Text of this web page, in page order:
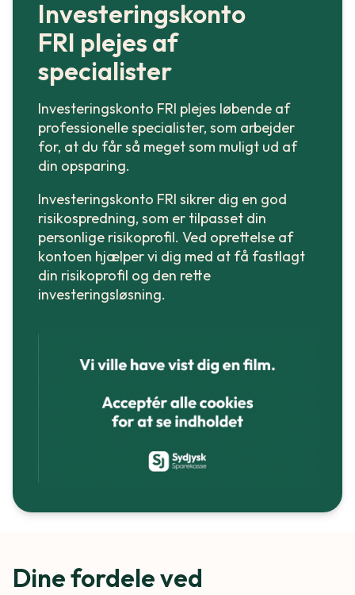
Investeringskonto
FRI plejes af
specialister
Investeringskonto FRI plejes løbende af
professionelle specialister, som arbejder
for, at du får så meget som muligt ud af
din opsparing.
Investeringskonto FRI sikrer dig en god
risikospredning, som er tilpasset din
personlige risikoprofil. Ved oprettelse af
kontoen hjælper vi dig med at få fastlagt
din risikoprofil og den rette
investeringsløsning.
Dine fordele ved